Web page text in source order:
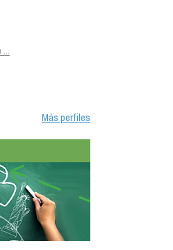
Más perfiles